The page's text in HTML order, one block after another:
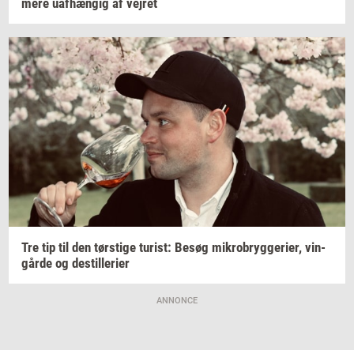
Tre tip til den tørsti­ge turist: Besøg mi­kro­bryg­ge­ri­er, vin­
går­de og destil­le­ri­er
ANNONCE